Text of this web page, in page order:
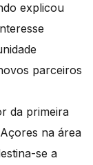
explicou
parceiros
da primeira
na área
se a